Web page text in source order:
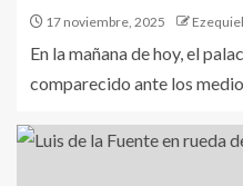
17 noviembre, 2025
En la mañana de hoy, el
comparecido ante los